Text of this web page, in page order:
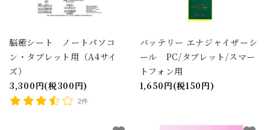
脳癒シート ノートパソコ
ン・タブレット用（A4サイ
ズ）
3,300円(税300円)
2件
バッテリー エナジャイザーシ
ール PC/タブレット/スマー
トフォン用
1,650円(税150円)